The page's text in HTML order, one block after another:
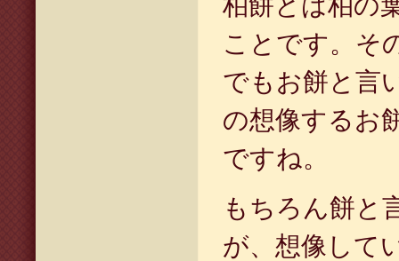
ことです。そ
でもお餅と言
の想像するお
ですね。
もちろん餅と
が、想像して